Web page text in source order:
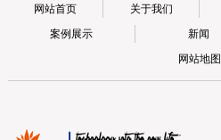
网站首页 关于我们
案例展示
新闻
网站地图